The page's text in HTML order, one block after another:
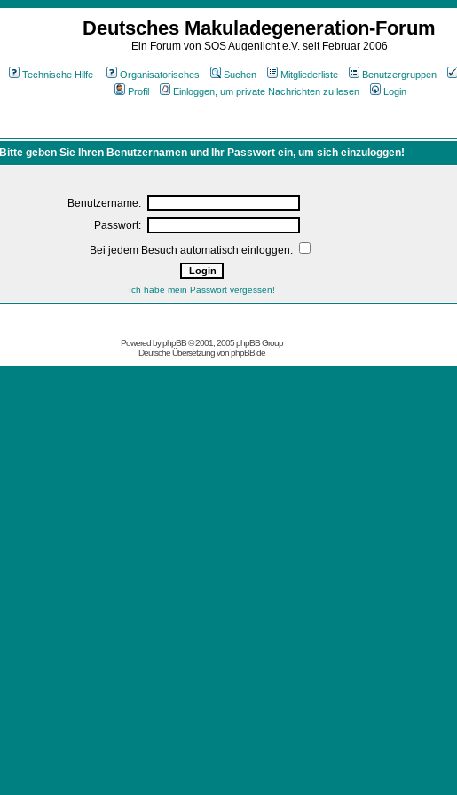
Deutsches Makuladegeneration-Forum
Ein Forum von SOS Augenlicht e.V. seit Februar 2006
Technische Hilfe Organisatorisches Suchen Mitgliederliste Benutzergruppen
Profil
Einloggen, um private Nachrichten zu lesen Login
Bitte geben Sie Ihren Benutzernamen und Ihr Passwort ein, um sich einzuloggen!
Benutzername:
Passwort:
Bei jedem Besuch automatisch einloggen:
Ich habe mein Passwort vergessen!
Powered byphpBB© 2001, 2005 phpBB Group
Deutsche Übersetzung vonphpBB.de